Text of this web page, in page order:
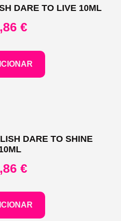
DARE TO LIVE 10ML
€
DARE TO SHINE
€